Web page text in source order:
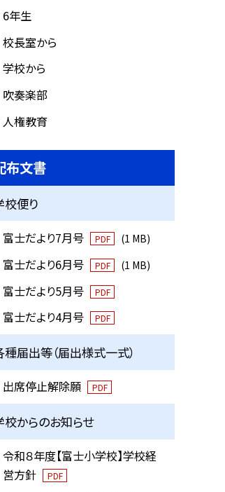
6年生
校長室から
学校から
吹奏楽部
人権教育
布文書
校便り
富士だより7月号 PDF (1 MB)
富士だより6月号 PDF (1 MB)
富士だより5月号 PDF
富士だより4月号 PDF
種届出等（届出様式一式）
出席停止解除願 PDF
校からのお知らせ
令和８年度【富士小学校】学校経
営方針
PDF